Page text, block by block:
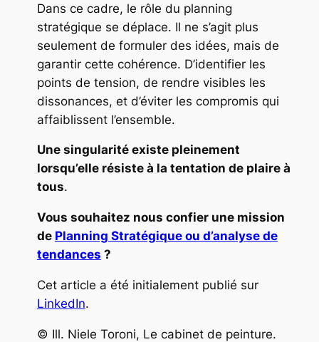
Dans ce cadre, le rôle du planning
stratégique se déplace. Il ne s’agit plus
seulement de formuler des idées, mais de
garantir cette cohérence. D’identifier les
points de tension, de rendre visibles les
dissonances, et d’éviter les compromis qui
affaiblissent l’ensemble.
Une singularité existe pleinement
lorsqu’elle résiste à la tentation de plaire à
tous.
Vous souhaitez nous confier une mission
de Planning Stratégique ou d’analyse de
tendances ?
Cet article a été initialement publié sur
LinkedIn.
© Ill. Niele Toroni, Le cabinet de peinture.